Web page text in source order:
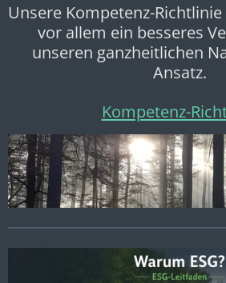
Unsere Kompetenz-
vor allem ein besseres
unseren ganzheitlichen
Ansatz.
Kompetenz-